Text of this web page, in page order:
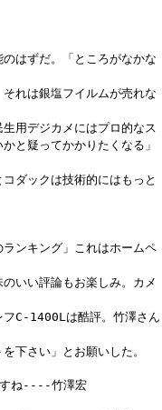
はずだ。「ところがなかな
れは銀塩フイルムが売れな
用デジカメにはプロ的なス
と疑ってかかりたくなる」
ダックは技術的にはもっと
ランキング」これはホームペ
いい評論もお楽しみ。カメ
フC-1400Lは酷評。竹澤さん
下さい」とお願いした。
すね----竹澤宏